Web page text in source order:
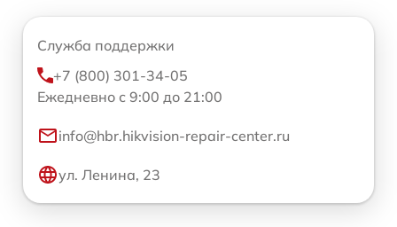
Служба поддержки
+7 (800) 301-34-05
Ежедневно с 9:00 до 21:00
info@hbr.hikvision-repair-center.ru
ул. Ленина, 23